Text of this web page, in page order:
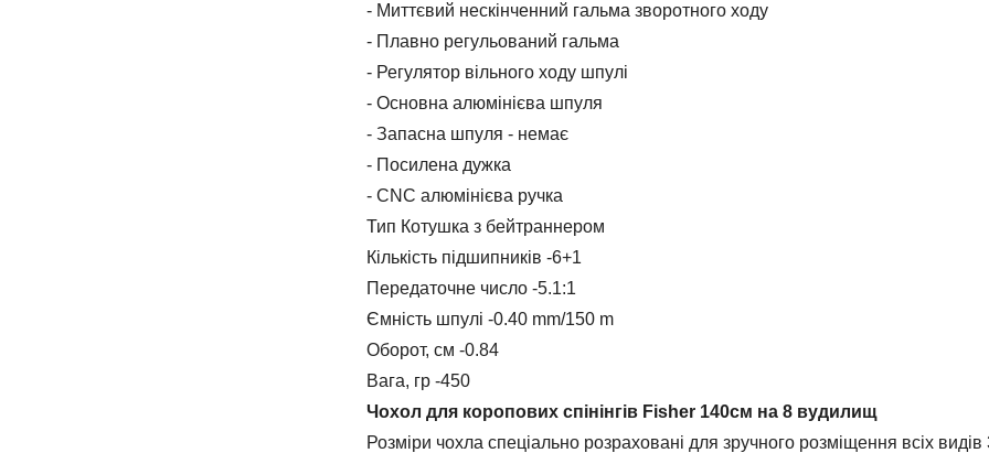
- Миттєвий нескінченний гальма зворотного ходу
- Плавно регульований гальма
- Регулятор вільного ходу шпулі
- Основна алюмінієва шпуля
- Запасна шпуля - немає
- Посилена дужка
- CNC алюмінієва ручка
Тип Котушка з бейтраннером
Кількість підшипників -6+1
Передаточне число -5.1:1
Ємність шпулі -0.40 mm/150 m
Оборот, см -0.84
Вага, гр -450
Чохол для коропових спінінгів Fisher 140см на 8 вудилищ
Розміри чохла спеціально розраховані для зручного розміщення всіх